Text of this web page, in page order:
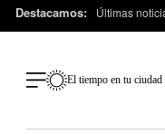
Destacamos: Últimas
El tiempo en tu ciudad